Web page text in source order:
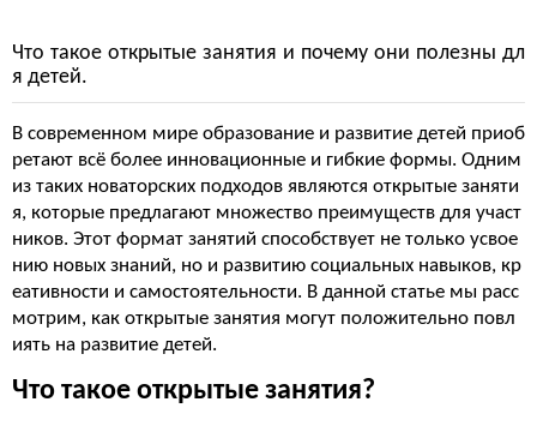
Что такое открытые занятия и почему они полезны дл
я детей.
В современном мире образование и развитие детей приоб
ретают всё более инновационные и гибкие формы. Одним
из таких новаторских подходов являются открытые заняти
я, которые предлагают множество преимуществ для участ
ников. Этот формат занятий способствует не только усвое
нию новых знаний, но и развитию социальных навыков, кр
еативности и самостоятельности. В данной статье мы расс
мотрим, как открытые занятия могут положительно повл
иять на развитие детей.
Что такое открытые занятия?